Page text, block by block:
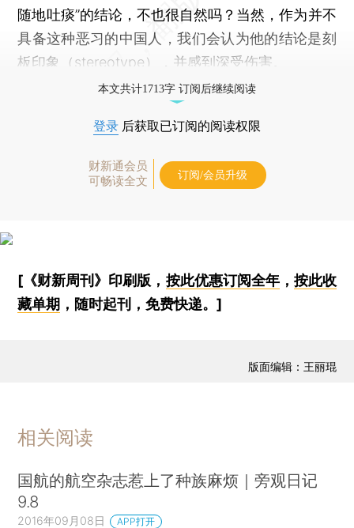
随地吐痰”的结论，不也很自然吗？当然，作为并不
具备这种恶习的中国人，我们会认为他的结论是刻
板印象（stereotype），并感到深受伤害。
本文共计1713字 订阅后继续阅读
登录 后获取已订阅的阅读权限
财新通会员
可畅读全文
订阅/会员升级
[《财新周刊》印刷版， 按此优惠订阅全年， 按此收
藏单期 ，随时起刊，免费快递。]
版面编辑：王丽琨
相关阅读
国航的航空杂志惹上了种族麻烦｜旁观日记
9.8
2016年09月08日 APP打开